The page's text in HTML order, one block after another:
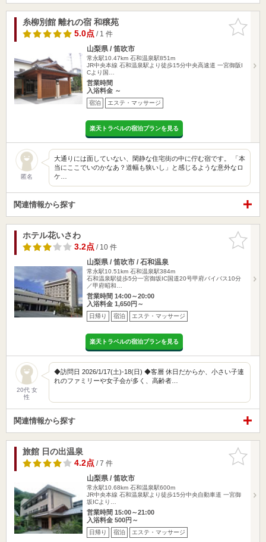
お気に入
りに追加
糸柳別館 離れの宿 和穣苑
5.0点/ 1 件
山梨県 / 笛吹市
常永駅10.47km 石和温泉駅851m
JR中央本線 石和温泉駅より徒歩15分中央高速道 一宮御阪I
Cより国…
営業時間
入浴料金 ～
宿泊 エステ・マッサージ
楽天トラベルの宿泊プランを見る
匿名
大通りには面していない、閑静な住宅街の中に佇む宿です。 「本
当にここでいのかなあ？道幅も狭いし」と感じるような意外なロ
ケ…
関連情報から探す
お気に入
りに追加
ホテル花いさわ
3.2点/ 10 件
山梨県 / 笛吹市 / 石和温泉
常永駅10.51km 石和温泉駅384m
石和温泉駅徒歩5分一宮御坂IC国道20号甲府バイバス10分
／甲府昭和…
営業時間 14:00～20:00
入浴料金 1,650円～
日帰り 宿泊 エステ・マッサージ
楽天トラベルの宿泊プランを見る
20代 女
性
◆訪問日 2026/1/17(土)-18(日) ◆客層 休日だからか、小さい子連
れのファミリーや女子会が多く、高齢者…
関連情報から探す
お気に入
りに追加
旅館 日の出温泉
4.2点/ 7 件
山梨県 / 笛吹市
常永駅10.68km 石和温泉駅600m
JR中央本線 石和温泉駅より徒歩15分中央自動車道 一宮御
坂ICより…
営業時間 15:00～21:00
入浴料金 500円～
日帰り 宿泊 エステ・マッサージ